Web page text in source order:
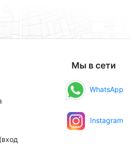
Мы в сети
WhatsApp
Instagram